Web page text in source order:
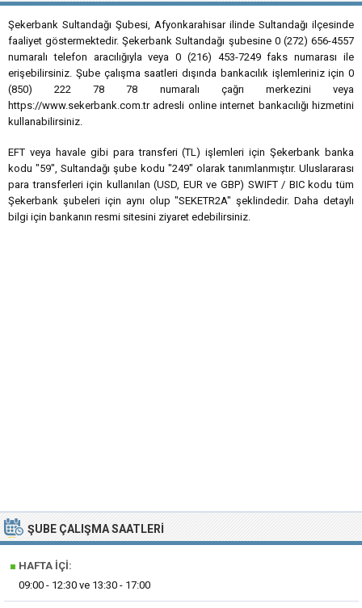
Şekerbank Sultandağı Şubesi, Afyonkarahisar ilinde Sultandağı ilçesinde
faaliyet göstermektedir. Şekerbank Sultandağı şubesine 0 (272) 656-4557
numaralı telefon aracılığıyla veya 0 (216) 453-7249 faks numarası ile
erişebilirsiniz. Şube çalışma saatleri dışında bankacılık işlemleriniz için 0
(850) 222 78 78 numaralı çağrı merkezini veya
https://www.sekerbank.com.tr adresli online internet bankacılığı hizmetini
kullanabilirsiniz.
EFT veya havale gibi para transferi (TL) işlemleri için Şekerbank banka
kodu "59", Sultandağı şube kodu "249" olarak tanımlanmıştır. Uluslararası
para transferleri için kullanılan (USD, EUR ve GBP) SWIFT / BIC kodu tüm
Şekerbank şubeleri için aynı olup "SEKETR2A" şeklindedir. Daha detaylı
bilgi için bankanın resmi sitesini ziyaret edebilirsiniz.
ŞUBE ÇALIŞMA SAATLERI
■ HAFTA İÇI:
09:00 - 12:30 ve 13:30 - 17:00